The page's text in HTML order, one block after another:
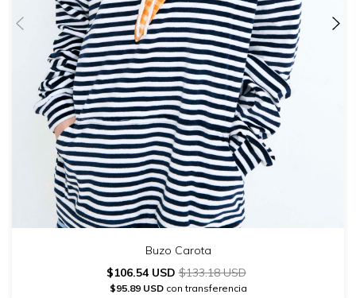
Buzo Carota
$106.54 USD$133.18 USD
$95.89 USDcon transferencia